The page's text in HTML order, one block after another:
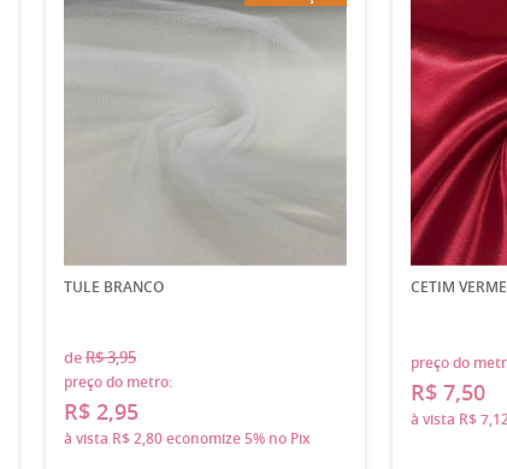
TULE BRANCO
deR$ 3,95
preço do metro:
R$ 2,95
à vista R$ 2,80economize5% no Pix
CETIM
preço do
R$ 7,50
à vista R$